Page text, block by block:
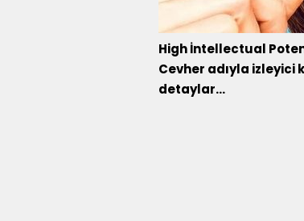
High İntellectual
Cevher adıyla izleyici
detaylar...